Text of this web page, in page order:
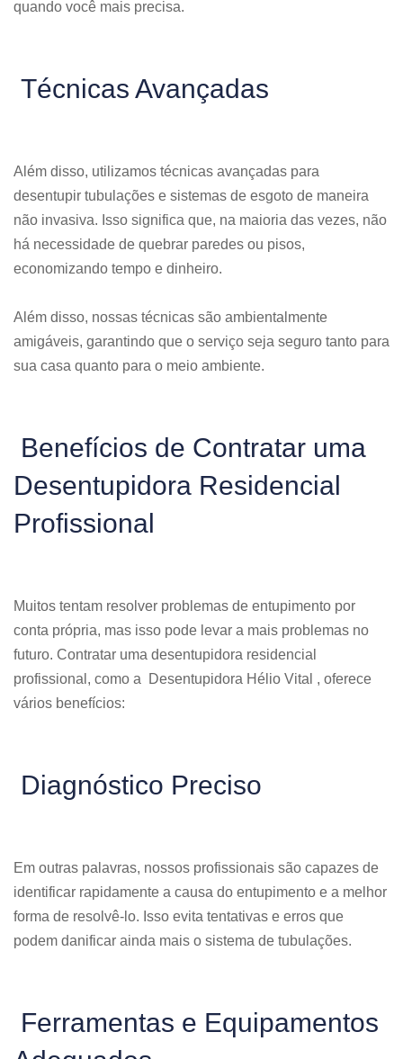
quando você mais precisa.
Técnicas Avançadas
Além disso, utilizamos técnicas avançadas para
desentupir tubulações e sistemas de esgoto de maneira
não invasiva. Isso significa que, na maioria das vezes, não
há necessidade de quebrar paredes ou pisos,
economizando tempo e dinheiro.
Além disso, nossas técnicas são ambientalmente
amigáveis, garantindo que o serviço seja seguro tanto para
sua casa quanto para o meio ambiente.
Benefícios de Contratar uma
Desentupidora Residencial
Profissional
Muitos tentam resolver problemas de entupimento por
conta própria, mas isso pode levar a mais problemas no
futuro. Contratar uma desentupidora residencial
profissional, como a Desentupidora Hélio Vital , oferece
vários benefícios:
Diagnóstico Preciso
Em outras palavras, nossos profissionais são capazes de
identificar rapidamente a causa do entupimento e a melhor
forma de resolvê-lo. Isso evita tentativas e erros que
podem danificar ainda mais o sistema de tubulações.
Ferramentas e Equipamentos